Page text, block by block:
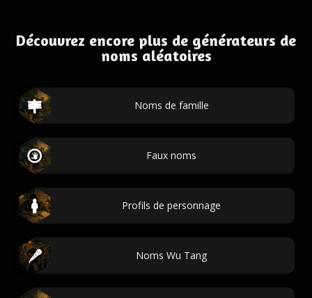
Découvrez encore plus de générateurs de
noms aléatoires
Noms de famille
Faux noms
Profils de personnage
Noms Wu Tang